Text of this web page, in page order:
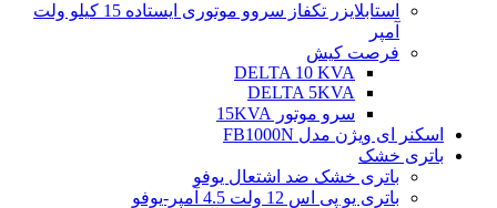
استابلایزر تکفاز سروو موتوری ایستاده 15 کیلو ولت
آمپر
فرصت کیش
DELTA 10 KVA
DELTA 5KVA
سرو موتور 15KVA
اسکنر ای ویژن مدل FB1000N
باتری خشک
باتری خشک ضد اشتعال یوفو
باتری یو پی اس 12 ولت 4.5 آمپر-یوفو